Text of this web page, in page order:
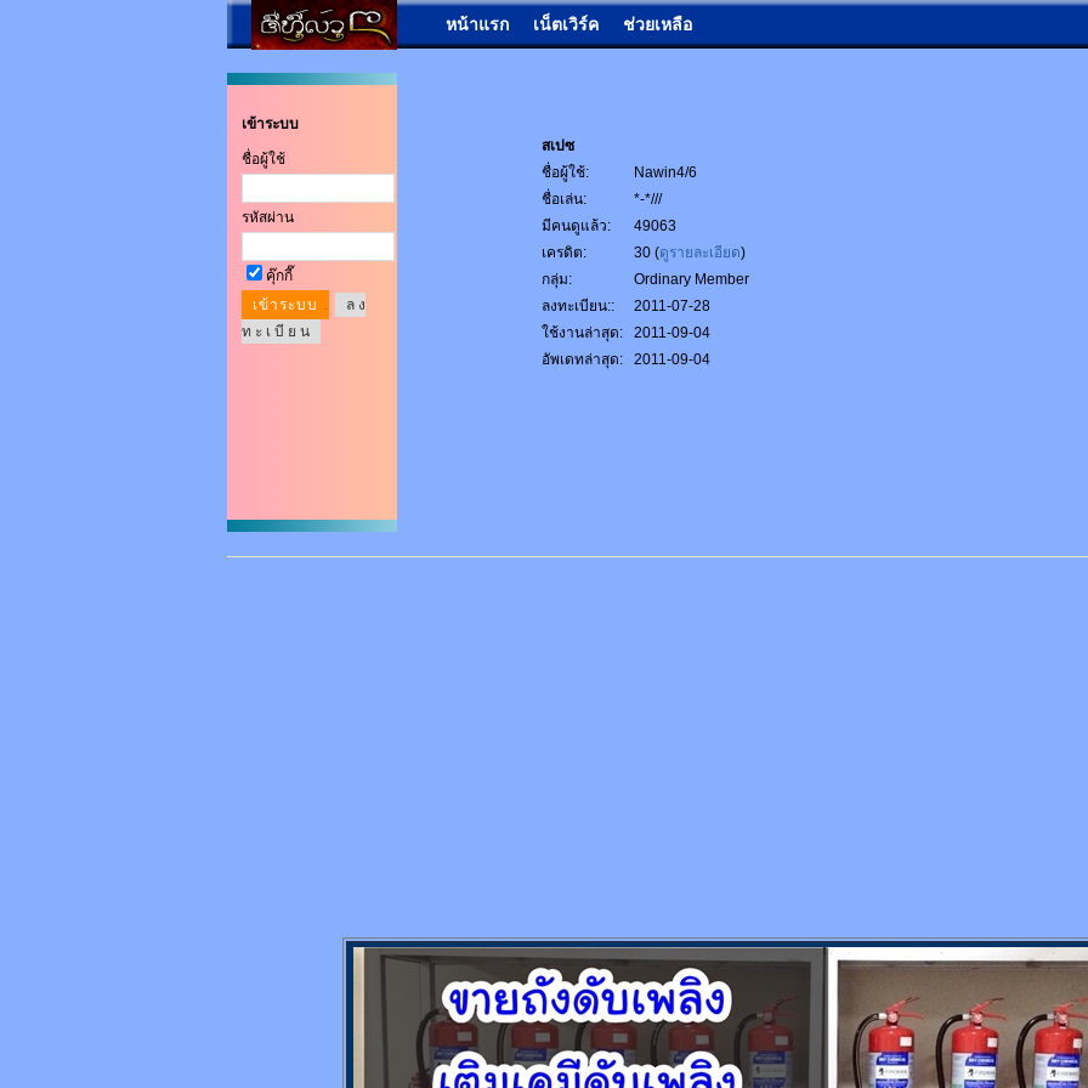
หน้าแรก เน็ตเวิร์ค ช่วยเหลือ
เข้าระบบ
ชื่อผู้ใช้
รหัสผ่าน
คุ๊กกี๊
ล ง
ท ะ เ บี ย น
สเปซ
ชื่อผู้ใช้:
Nawin4/6
ชื่อเล่น:
*-*///
มีคนดูแล้ว:
49063
เครดิต:
30 (ดูรายละเอียด)
กลุ่ม:
Ordinary Member
ลงทะเบียน::
2011-07-28
ใช้งานล่าสุด:
2011-09-04
อัพเดทล่าสุด:
2011-09-04